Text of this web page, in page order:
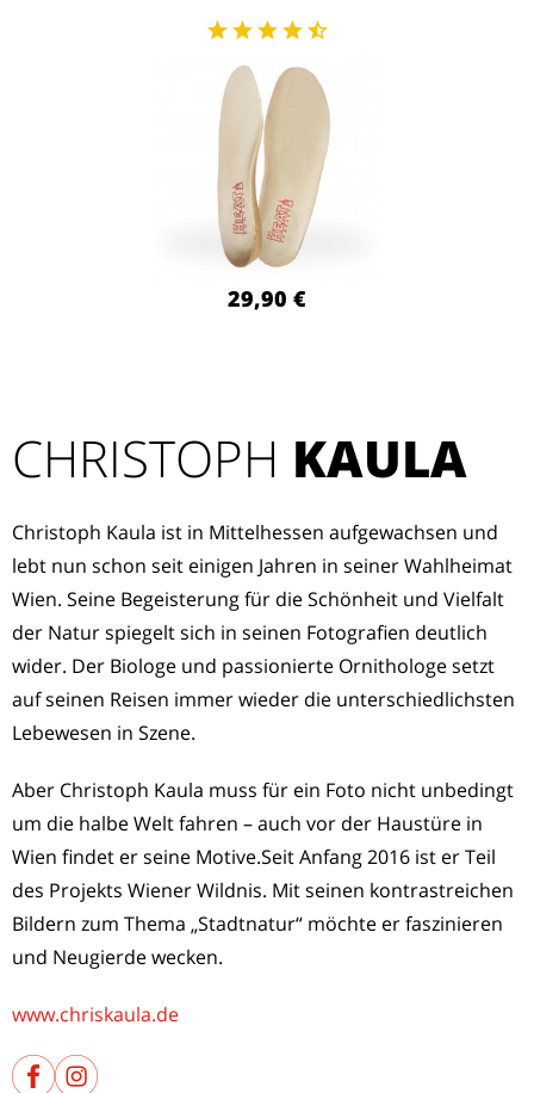
29,90 €
CHRISTOPH KAULA
Christoph Kaula ist in Mittelhessen aufgewachsen und
lebt nun schon seit einigen Jahren in seiner Wahlheimat
Wien. Seine Begeisterung für die Schönheit und Vielfalt
der Natur spiegelt sich in seinen Fotografien deutlich
wider. Der Biologe und passionierte Ornithologe setzt
auf seinen Reisen immer wieder die unterschiedlichsten
Lebewesen in Szene.
Aber Christoph Kaula muss für ein Foto nicht unbedingt
um die halbe Welt fahren – auch vor der Haustüre in
Wien findet er seine Motive.Seit Anfang 2016 ist er Teil
des Projekts Wiener Wildnis. Mit seinen kontrastreichen
Bildern zum Thema „Stadtnatur“ möchte er faszinieren
und Neugierde wecken.
www.chriskaula.de